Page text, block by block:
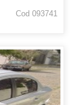
Cod 093741